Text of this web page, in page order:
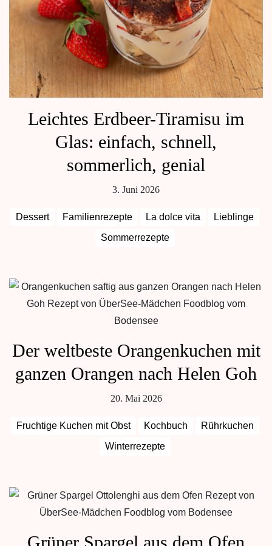
Leichtes Erdbeer-Tiramisu im
Glas: einfach, schnell,
sommerlich, genial
3. Juni 2026
Dessert Familienrezepte La dolce vita
Lieblinge
Sommerrezepte
Der weltbeste Orangenkuchen mit
ganzen Orangen nach Helen Goh
20. Mai 2026
Fruchtige Kuchen mit Obst Kochbuch
Rührkuchen
Winterrezepte